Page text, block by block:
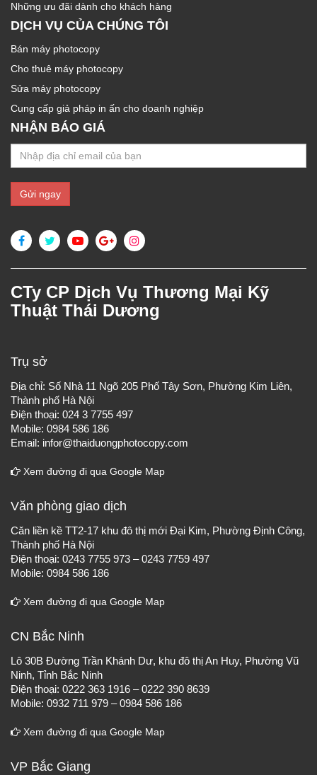
Những ưu đãi dành cho khách hàng
DỊCH VỤ CỦA CHÚNG TÔI
Bán máy photocopy
Cho thuê máy photocopy
Sửa máy photocopy
Cung cấp giả pháp in ấn cho doanh nghiệp
NHẬN BÁO GIÁ
CTy CP Dịch Vụ Thương Mại Kỹ
Thuật Thái Dương
Trụ sở
Địa chỉ: Số Nhà 11 Ngõ 205 Phố Tây Sơn, Phường Kim Liên,
Thành phố Hà Nội
Điện thoại: 024 3 7755 497
Mobile: 0984 586 186
Email: infor@thaiduongphotocopy.com
Xem đường đi qua Google Map
Văn phòng giao dịch
Căn liền kề TT2-17 khu đô thị mới Đại Kim, Phường Định Công,
Thành phố Hà Nội
Điện thoại: 0243 7755 973 – 0243 7759 497
Mobile: 0984 586 186
Xem đường đi qua Google Map
CN Bắc Ninh
Lô 30B Đường Trần Khánh Dư, khu đô thị An Huy, Phường Vũ
Ninh, Tỉnh Bắc Ninh
Điện thoại: 0222 363 1916 – 0222 390 8639
Mobile: 0932 711 979 – 0984 586 186
Xem đường đi qua Google Map
VP Bắc Giang